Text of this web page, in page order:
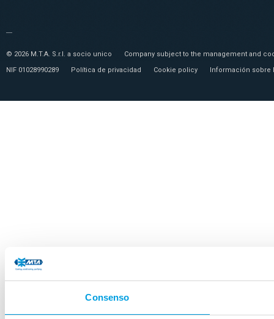
Consenso
© 2026 M.T.A. S.r.l. a socio unico
Company subject to the management and
NIF 01028990289
Política de privacidad Cookie policy Información sobre